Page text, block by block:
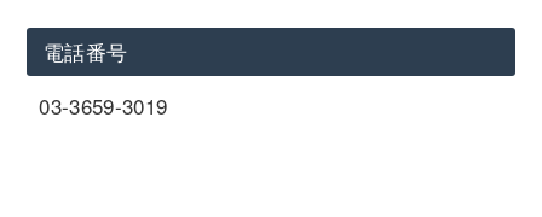
電話番号
03-3659-3019